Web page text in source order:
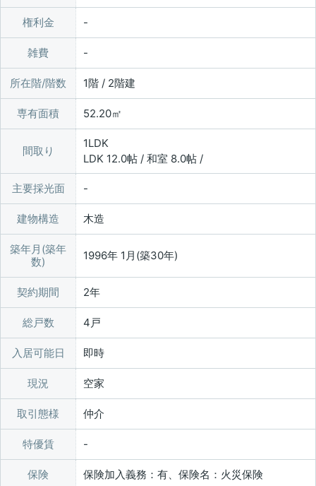
権利金
雑費
所在階/階数 1階 / 2階建
専有面積 52.20㎡
間取り
1LDK
LDK 12.0帖 / 和室 8.0帖 /
主要採光面
建物構造 木造
築年月(築年
数)
1996年 1月(築30年)
契約期間 2年
総戸数 4戸
入居可能日 即時
現況 空家
取引態様 仲介
特優賃
保険 保険加入義務：有、保険名：火災保険